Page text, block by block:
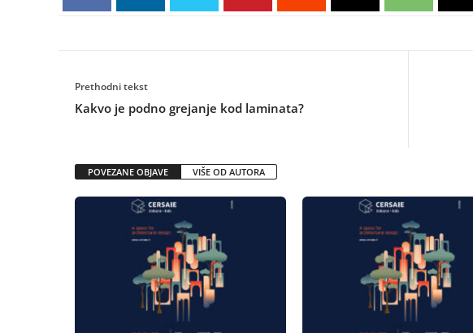
Prethodni tekst
Kakvo je podno grejanje kod laminata?
POVEZANE OBJAVE VIŠE OD AUTORA